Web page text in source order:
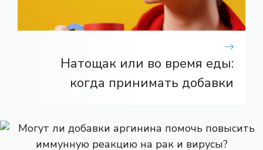
Натощак или во время еды:
когда принимать добавки